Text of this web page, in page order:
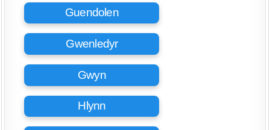
Guendolen
Gwenledyr
Gwyn
Hlynn